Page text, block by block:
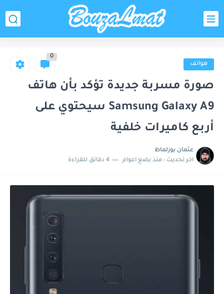
هواتف
0
صورة مسربة جديدة تؤكد بأن هاتف
Samsung Galaxy A9 سيحتوي على
أربع كاميرات خلفية
عثمان بوزلماط
اخر تحديث : منذ بضع اعوام 4 دقائق للقراءة